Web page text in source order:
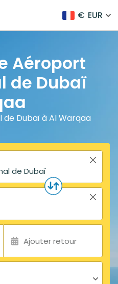
€ EUR
Aéroport
de Dubaï
Dubaï à Al Warqaa
Ajouter retour